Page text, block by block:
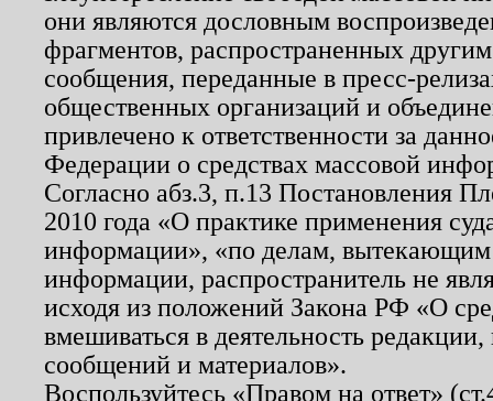
они являются дословным
фрагментов, распространенных
сообщения, переданные в пресс-
общественных организаций и
привлечено к ответственности за
Федерации о средствах массовой
Согласно абз.3, п.13 Постановления
2010 года «О практике применения
информации», «по делам, вытекающим
информации, распространитель не
исходя из положений Закона РФ «О
вмешиваться в деятельность
сообщений и материалов».
Воспользуйтесь «Правом на ответ»